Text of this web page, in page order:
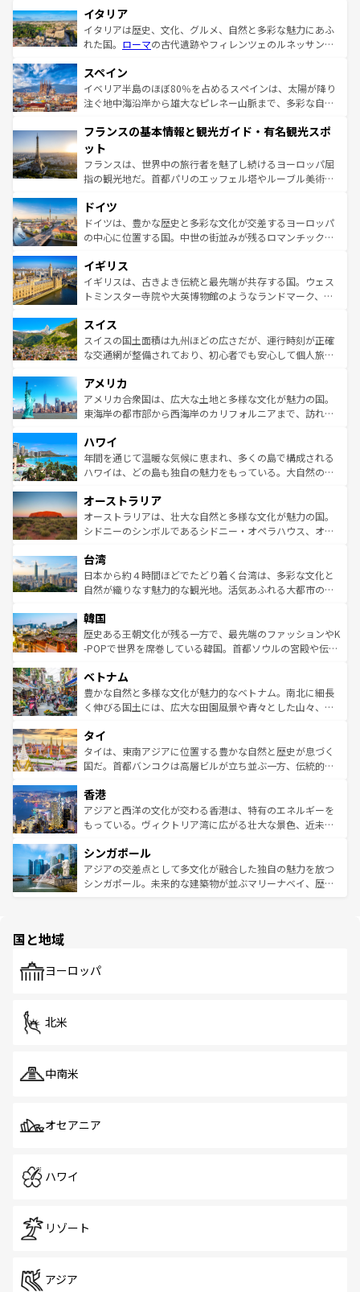
イタリア
イタリアは歴史、文化、グルメ、自然と多彩な魅力にあふ
れた国。 ローマの古代遺跡やフィレンツェのルネッサンス
ろん、トスカーナの美しい田園風景やアマルフィ海岸の絶
景など、自然景観も見逃せない。観光の合間には、本場の
ピザやパスタなど、絶品のイタリア料理を堪能することも
ませてくれるイタリアで、忘れられない旅をしてみよう！
なお、新着のイタリア情報は
しい。
スペイン
イベリア半島のほぼ80％を占めるスペインは、太陽が降り
注ぐ地中海沿岸から雄大なピレネー山脈まで、多彩な自然
文化が根付くこの国では、情熱的なフラメンコ、熱気あふ
れる闘牛、そして美味しいタパスが生活の一部となってい
る。首都マドリードの洗練された雰囲気や、バルセロナの
アートに溢れた街角から、地方では古代ローマ遺跡や中世
せる。地方によって風土や気候が異なるスペインはその個
性で訪れる人を魅了する。 なお、新着のスペイン情報は コ
ンテンツ一覧を参照してほしい。
フランスの基本情報と観光ガイド・有名観光スポ
ット
フランスは、世界中の旅行者を魅了し続けるヨーロッパ屈
指の観光地だ。首都パリのエッフェル塔やルーブル美術館
で、幅広い魅力が詰まっている。華麗な宮殿、歴史的な大
聖堂、美しいビーチ、そして豊かな自然が、訪れる者を心
から魅了する。また、フランスは美食の国としても知ら
いる。シャンパンの発祥地であるランス、プロヴァンスの
香り高いラベンダー畑など、多彩な楽しみ方が可能だ。さ
らに、パリ以外の地域にも魅力が溢れており、どの街角に
れる地方に足を運ぶとそれぞれで全く異なる文化を体験で
きるだろう。 なお、新着のフランス情報はコンテンツ一覧
を参照してほしい。
ドイツ
ドイツは、豊かな歴史と多彩な文化が交差するヨーロッパ
の中心に位置する国。中世の街並みが残るロマンチック街
顔を持つこの国は、どこを歩いても飽きることがない。ベ
ルリンの文化的活気、バイエルン州のアルプスの絶景、そ
してライン川沿いのワイン畑といった風景は必見。ビール
は、お酒好きな人にはぜひ体験してほしい。 なお、新着の
ドイツ情報はコンテンツ一覧を参照してほしい。
イギリス
イギリスは、古きよき伝統と最先端が共存する国。ウェス
トミンスター寺院や大英博物館のようなランドマーク、歴
リアごとに異なる魅力がある。また、優雅なアフタヌーン
ティー、ビール好きにはたまらない英国パブ、サッカー観
戦など、本場だからこそできる体験も豊富。イギリスを旅
ンツ一覧を参照してほしい。
スイス
スイスの国土面積は九州ほどの広さだが、運行時刻が正確
な交通網が整備されており、初心者でも安心して個人旅行
の建物がそのまま残る町や、スイスならではのユニークな
博物館もあり、アルプス観光だけでなく町歩きも満喫する
ことができる。国民の所得が高いため物価も高いが、旅行
ば市内交通費無料で観光を楽しむこともできる。 なお、新
着のスイス情報はコンテンツ一覧 を参照してほしい。
アメリカ
アメリカ合衆国は、広大な土地と多様な文化が魅力の国。
東海岸の都市部から西海岸のカリフォルニアまで、訪れる
のような巨大都市は、観光、ショッピング、エンターテイ
ンメントが詰まった刺激的なスポットだ。一方、アメリカ
西部には大自然が広がり、グランドキャニオンやイエロー
部のニューオーリンズでは、音楽と美食が融合した独特の
文化が魅力。旅行者はアメリカの各地域で異なる魅力を楽
しみながら、その多様性と豊かな歴史を感じることができ
ならではの贅沢な旅のスタイルだ。 なお、新着のアメリカ
情報はコンテンツ一覧を参照してほしい。
ハワイ
年間を通じて温暖な気候に恵まれ、多くの島で構成される
ハワイは、どの島も独自の魅力をもっている。大自然の神
ワイ島は見逃せない。また、定番の観光地といえばオアフ
島だが、静かな自然を求めるならマウイ島やカウアイ島が
おすすめ。エメラルドグリーンに輝く海をはじめ、豊かな
れるおもてなしの心で訪れる人々を迎えてくれるハワイの
人々、おいしいローカルフードやハワイアンミュージッ
ク、伝統的なフラダンスなど、すべてがハワイの魅力を彩
ワイを、存分に味わってほしい。 なお、新着のハワイ情報
はコンテンツ一覧を参照してほしい。
オーストラリア
オーストラリアは、壮大な自然と多様な文化が魅力の国。
シドニーのシンボルであるシドニー・オペラハウス、オー
リアリーフや大陸中央部にそびえるウルル（エアーズロッ
ク）、タスマニアの美しい原生林やケアンズの熱帯雨林な
ど、見どころがたくさん。また、カフェやワイン、オージ
いる。アクティビティも充実しており、サーフィンやダイ
ビング、ハイキングなど、アウトドア好きにはたまらな
い。オーストラリアの多彩な魅力を存分に味わいつくそ
参照してほしい。
台湾
日本から約４時間ほどでたどり着く台湾は、多彩な文化と
自然が織りなす魅力的な観光地。活気あふれる大都市の台
ン）、静ひつな山岳地帯である台湾東部など、都市の喧騒
と山間の静けさが共存しており、訪れる人に新しい発見と
驚きをもたらしてくれる。また、奥深い台湾の食文化も魅
容にもいいと評判のスイーツなど、バラエティ豊かな料理
が味わえる。 なお、新着の台湾情報は コンテンツ一覧を参
照してほしい。
韓国
歴史ある王朝文化が残る一方で、最先端のファッションやK
-POPで世界を席巻している韓国。首都ソウルの宮殿や伝統
き、地方に足を延ばせば四季折々の自然美を楽しむことが
できる。そして、キムチや焼肉、絶品のストリートフード
まで、さまざまな韓国料理が待っている。夜には、韓国な
リティに包まれながら、韓国の多彩な魅力を心ゆくまで味
わってみてほしい。 なお、新着の韓国情報はコンテンツ一
覧を参照してほしい。
ベトナム
豊かな自然と多様な文化が魅力的なベトナム。南北に細長
く伸びる国土には、広大な田園風景や青々とした山々、世
急速な発展と共に伝統が息づく。ハノイの古い町並みやホ
ーチミン市のフランス統治時代の建物も、独特の雰囲気を
醸し出している。また、バラエティの豊かさとおいしさで
とつ。フォーやバインミー、ベトナムコーヒーなどは、ぜ
ひ現地で味わいたい。どの地域を訪れてもあたたかい人々
が旅行者を迎えてくれるので、きっと忘れられない旅にな
参照してほしい。
タイ
タイは、東南アジアに位置する豊かな自然と歴史が息づく
国だ。首都バンコクは高層ビルが立ち並ぶ一方、伝統的な
の活気が交差している。北部ではチェンマイなどの山岳地
帯で自然と触れ合い、南部ではプーケットやクラビの美し
いビーチでリゾート気分を楽しむことができる。タイ料理
激する。気候は一年中温暖で、どの季節にも異なる楽しみ
が待っている。親しみやすいタイの人々、仏教を中心とし
た文化、そして多様な観光資源が、訪れる旅人を魅了し続
香港
アジアと西洋の文化が交わる香港は、特有のエネルギーを
もっている。ヴィクトリア湾に広がる壮大な景色、近未来
み、どこを訪れても感動するはず。観光スポットが密集し
ており、効率よく見どころを回れるのも魅力。息をのむよ
うな絶景から文化的な体験まで、香港を存分に楽しみ尽く
シンガポール
アジアの交差点として多文化が融合した独自の魅力を放つ
シンガポール。未来的な建築物が並ぶマリーナベイ、歴史
で、ホーカーズは地元の風情を楽しめる外せないスポット
国と地域
ヨーロッパ
北米
中南米
オセアニア
ハワイ
リゾート
アジア